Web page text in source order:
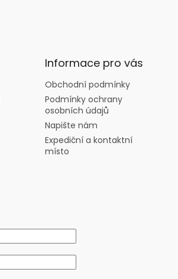
Informace pro vás
Obchodní podmínky
Podmínky ochrany
osobních údajů
Napište nám
Expediční a kontaktní
místo